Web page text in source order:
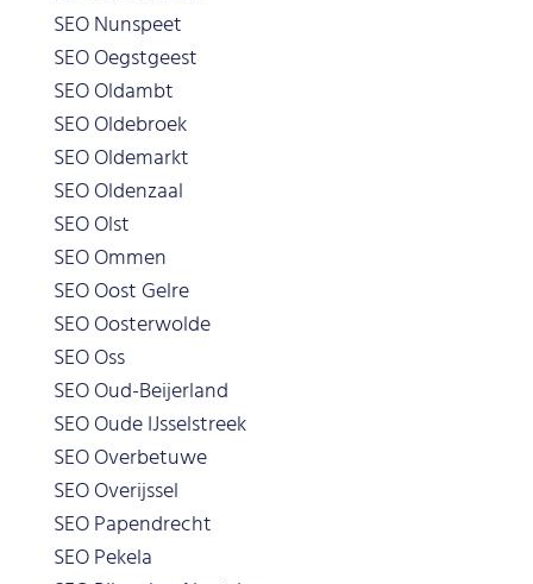
SEO Nunspeet
SEO Oegstgeest
SEO Oldambt
SEO Oldebroek
SEO Oldemarkt
SEO Oldenzaal
SEO Olst
SEO Ommen
SEO Oost Gelre
SEO Oosterwolde
SEO Oss
SEO Oud-Beijerland
SEO Oude IJsselstreek
SEO Overbetuwe
SEO Overijssel
SEO Papendrecht
SEO Pekela